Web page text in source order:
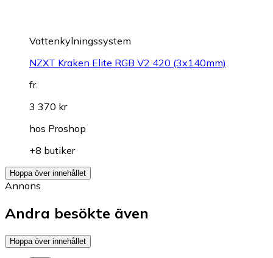
Vattenkylningssystem
NZXT Kraken Elite RGB V2 420 (3x140mm)
fr.
3 370 kr
hos Proshop
+8 butiker
Hoppa över innehållet
Annons
Andra besökte även
Hoppa över innehållet